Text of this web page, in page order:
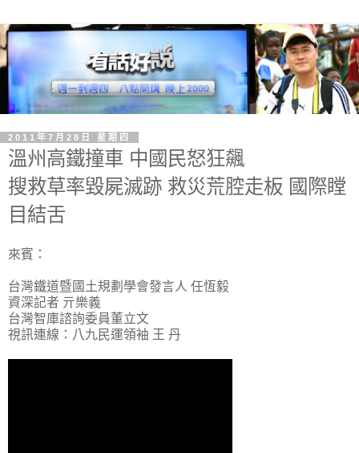
2011年7月28日 星期四
溫州高鐵撞車 中國民怒狂飆
搜救草率毀屍滅跡 救災荒腔走板 國際瞠
目結舌
來賓：
台灣鐵道暨國土規劃學會發言人 任恆毅
資深記者 亓樂義
台灣智庫諮詢委員董立文
視訊連線：八九民運領袖 王 丹